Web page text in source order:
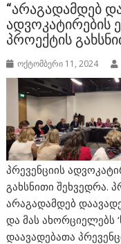
“არაგადამდებ
ადვოკატირების
პროექტის
ოქტომბერი 11, 2024
პრევენციის
გახსნითი შეხვედრა.
არაგადამდებ
და მას ახორციელებს
დაავადებათა